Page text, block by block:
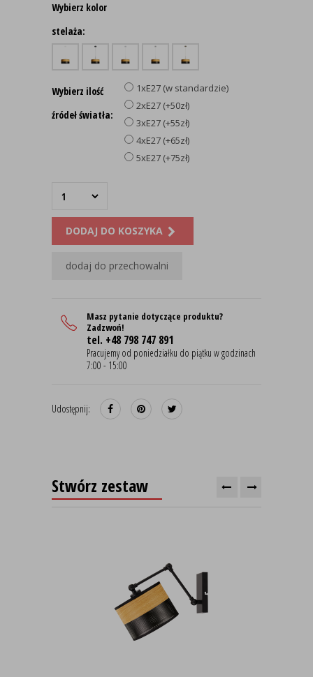
Wybierz kolor
stelaża:
Wybierz ilość
źródeł światła:
1xE27 (w standardzie)
2xE27 (+50zł)
3xE27 (+55zł)
4xE27 (+65zł)
5xE27 (+75zł)
DODAJ DO KOSZYKA
dodaj do przechowalni
Masz pytanie dotyczące produktu?
Zadzwoń!
tel. +48 798 747 891
Pracujemy od poniedziałku do piątku w godzinach
7:00 - 15:00
Udostępnij:
Stwórz zestaw